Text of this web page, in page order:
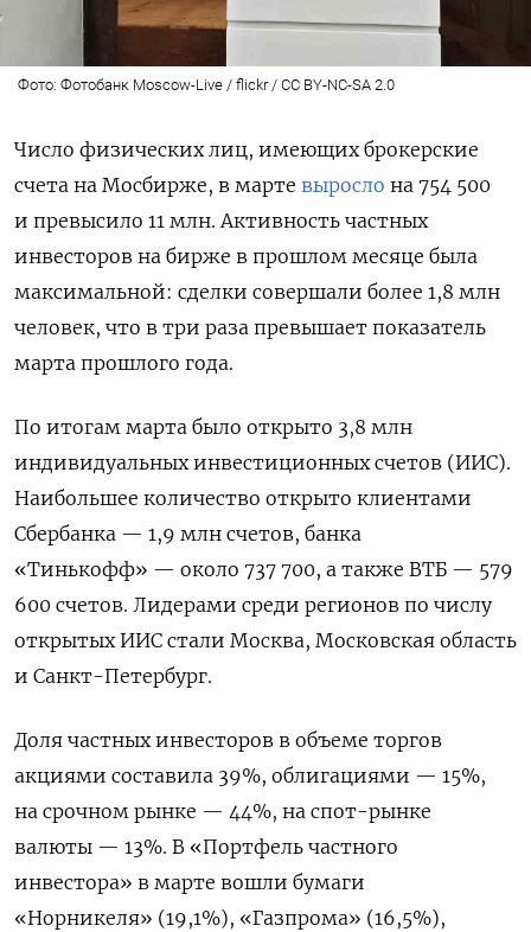
Фото: Фотобанк Moscow-Live / flickr / CC BY-NC-SA 2.0
Число физических лиц, имеющих брокерские
счета на Мосбирже, в марте выросло на 754 500
и превысило 11 млн. Активность частных
инвесторов на бирже в прошлом месяце была
максимальной: сделки совершали более 1,8 млн
человек, что в три раза превышает показатель
марта прошлого года.
По итогам марта было открыто 3,8 млн
индивидуальных инвестиционных счетов (ИИС).
Наибольшее количество открыто клиентами
Сбербанка — 1,9 млн счетов, банка
«Тинькофф» — около 737 700, а также ВТБ — 579
600 счетов. Лидерами среди регионов по числу
открытых ИИС стали Москва, Московская область
и Санкт-Петербург.
Доля частных инвесторов в объеме торгов
акциями составила 39%, облигациями — 15%,
на срочном рынке — 44%, на спот-рынке
валюты — 13%. В «Портфель частного
инвестора» в марте вошли бумаги
«Норникеля» (19,1%), «Газпрома» (16,5%),